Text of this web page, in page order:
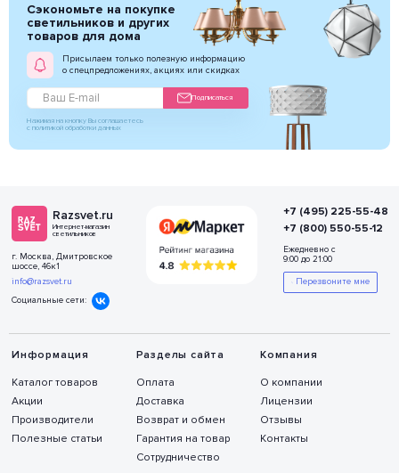
Сэкономьте на покупке
светильников и других
товаров для дома
Присылаем только полезную информацию
о спецпредложениях, акциях или скидках
Подписаться
Нажимая на кнопку Вы соглашаетесь
с политикой обработки данных
Razsvet.ru
Интернет-магазин
светильников
г. Москва, Дмитровское
шоссе, 46к1
info@razsvet.ru
Социальные сети:
Информация
Каталог товаров
Акции
Производители
Полезные статьи
Разделы сайта
Оплата
Доставка
Возврат и обмен
Гарантия на товар
Сотрудничество
Компания
О компании
Лицензии
Отзывы
Контакты
+7 (495) 225-55-48
+7 (800) 550-55-12
Ежедневно с
9:00 до 21:00
Перезвоните мне